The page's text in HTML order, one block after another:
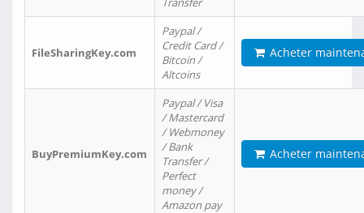
FileSharingKey.com
Paypal /
Credit Card /
Bitcoin /
Altcoins
Acheter
BuyPremiumKey.com
Paypal / Visa
/ Mastercard
/ Webmoney
/ Bank
Transfer /
Perfect
money /
Amazon pay
Acheter